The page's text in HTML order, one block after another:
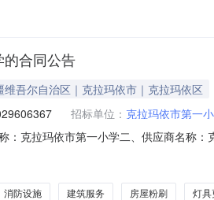
合同公告
维吾尔自治区｜克拉玛依市｜克拉玛依区
招标单位： 克拉玛依市第一
：克拉玛依市第一小学二、供应商名称
维修灯管、地砖维修、防水服务、空调
消防设施 建筑服务 房屋粉刷 灯具